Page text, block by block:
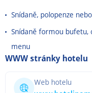
Snídaně, polopenze
Snídaně formou
menu
WWW stránky hotelu
Web hotelu